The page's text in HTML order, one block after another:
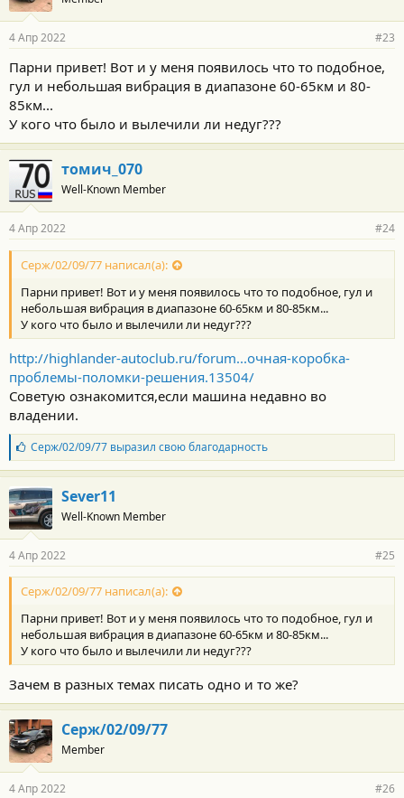
4 Апр 2022 #23
Парни привет! Вот и у меня появилось что то подобное,
гул и небольшая вибрация в диапазоне 60-65км и 80-
85км...
У кого что было и вылечили ли недуг???
томич_070
Well-Known Member
4 Апр 2022 #24
Серж/02/09/77 написал(а):
Парни привет! Вот и у меня появилось что то подобное, гул и
небольшая вибрация в диапазоне 60-65км и 80-85км...
У кого что было и вылечили ли недуг???
http://highlander-autoclub.ru/forum...очная-коробка-
проблемы-поломки-решения.13504/
Советую ознакомится,если машина недавно во
владении.
Б
л
а
г
о
д
а
н
о
с
и
:
Серж/02/09/77выразил свою благодарность
Sever11
Well-Known Member
4 Апр 2022 #25
Серж/02/09/77 написал(а):
Парни привет! Вот и у меня появилось что то подобное, гул и
небольшая вибрация в диапазоне 60-65км и 80-85км...
У кого что было и вылечили ли недуг???
Зачем в разных темах писать одно и то же?
Серж/02/09/77
Member
4 Апр 2022 #26